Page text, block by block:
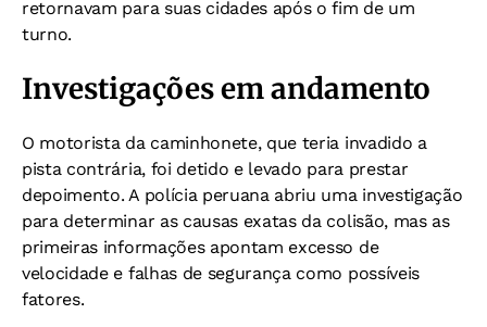
retornavam para suas cidades após o fim de um
turno.
Investigações em andamento
O motorista da caminhonete, que teria invadido a
pista contrária, foi detido e levado para prestar
depoimento. A polícia peruana abriu uma investigação
para determinar as causas exatas da colisão, mas as
primeiras informações apontam excesso de
velocidade e falhas de segurança como possíveis
fatores.